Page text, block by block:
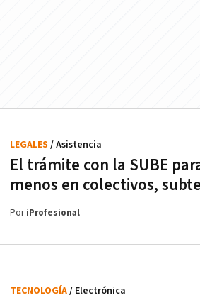
El trámite con la SUBE
menos en colectivos,
LEGALES / Asistencia
PoriProfesional
TECNOLOGÍA/ Electrónica